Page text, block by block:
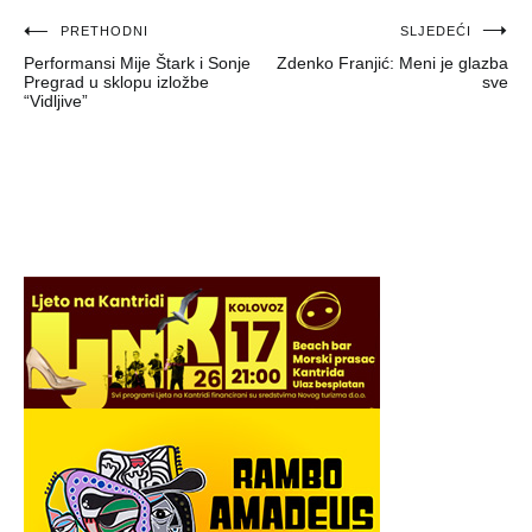
Navigacija
objava
PRETHODNI
Performansi Mije Štark i Sonje
Pregrad u sklopu izložbe
“Vidljive”
SLJEDEĆI
Zdenko Franjić: Meni je glazba
sve